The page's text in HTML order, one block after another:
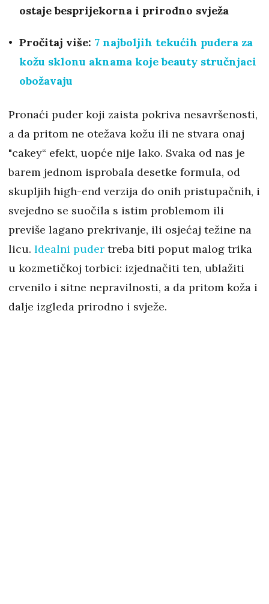
ostaje besprijekorna i prirodno svježa
Pročitaj više: 7 najboljih tekućih pudera za
kožu sklonu aknama koje beauty stručnjaci
obožavaju
Pronaći puder koji zaista pokriva nesavršenosti,
a da pritom ne otežava kožu ili ne stvara onaj
"cakey“ efekt, uopće nije lako. Svaka od nas je
barem jednom isprobala desetke formula, od
skupljih high-end verzija do onih pristupačnih, i
svejedno se suočila s istim problemom ili
previše lagano prekrivanje, ili osjećaj težine na
licu. Idealni puder treba biti poput malog trika
u kozmetičkoj torbici: izjednačiti ten, ublažiti
crvenilo i sitne nepravilnosti, a da pritom koža i
dalje izgleda prirodno i svježe.